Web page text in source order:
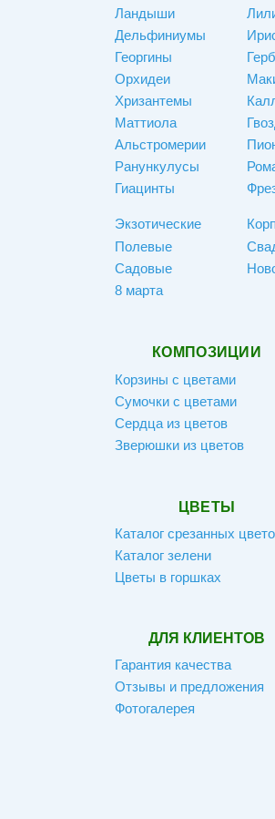
Ландыши
Дельфиниумы
Георгины
Орхидеи
Хризантемы
Маттиола
Альстромерии
Ранункулусы
Гиацинты
Экзотические
Полевые
Садовые
8 марта
КОМПОЗИЦИИ
Корзины с цветами
Сумочки с цветами
Сердца из цветов
Зверюшки из цветов
ЦВЕТЫ
Каталог срезанных
Каталог зелени
Цветы в горшках
ДЛЯ КЛИЕНТОВ
Гарантия качества
Отзывы и предложения
Фотогалерея